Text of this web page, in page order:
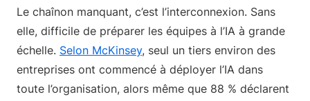
Le chaînon manquant, c’est l’interconnexion. Sans
elle, difficile de préparer les équipes à l’IA à grande
échelle. Selon McKinsey, seul un tiers environ des
entreprises ont commencé à déployer l’IA dans
toute l’organisation, alors même que 88 % déclarent